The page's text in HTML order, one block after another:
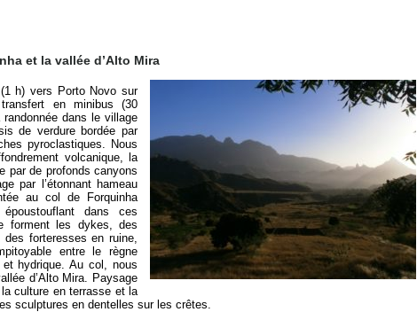
et la vallée d’Alto Mira
h) vers Porto Novo sur
en minibus (30
dans le village
de verdure bordée par
pyroclastiques. Nous
volcanique, la
par de profonds canyons
par l’étonnant hameau
au col de Forquinha
dans ces
forment les dykes, des
forteresses en ruine,
entre le règne
et hydrique. Au col, nous
d’Alto Mira. Paysage
culture en terrasse et la
sculptures en dentelles sur les crêtes.